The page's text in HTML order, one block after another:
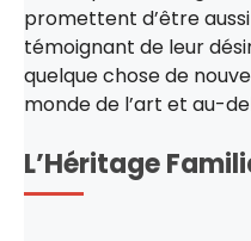
promettent d’être
témoignant de leur
quelque chose de
monde de l’art et au-
L’Héritage